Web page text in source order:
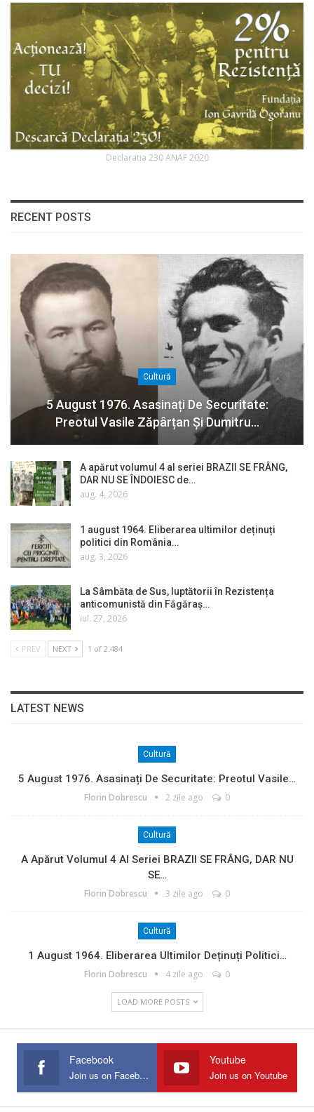
Declaratia 230 ANAF 2020
RECENT POSTS
Cultură
5 August 1976. Asasinați De Securitate:
Preotul Vasile Zăpârțan Și Dumitru…
A apărut volumul 4 al seriei BRAZII SE FRÂNG,
DAR NU SE ÎNDOIESC de…
aug. 4, 2026
1 august 1964. Eliberarea ultimilor deținuți
politici din România…
aug. 3, 2026
La Sâmbăta de Sus, luptătorii în Rezistența
anticomunistă din Făgăraș…
iul. 27, 2026
PREV NEXT 1 of 2.484
LATEST NEWS
Cultură
5 August 1976. Asasinați De Securitate: Preotul Vasile…
Florin Dobrescu 2 zile ago 0
Cultură
A Apărut Volumul 4 Al Seriei BRAZII SE FRÂNG, DAR NU
SE…
Florin Dobrescu 3 zile ago 0
Cultură
1 August 1964. Eliberarea Ultimilor Deținuți Politici…
Florin Dobrescu 4 zile ago 0
LOAD MORE POSTS
Facebook
Join us on Facebook
Youtube
Join us on Youtube